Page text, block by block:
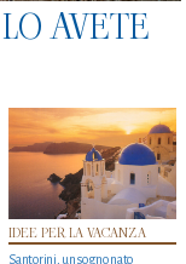
AVETE
IDEE PER LA VACANZA
Santorini, un sogno nato